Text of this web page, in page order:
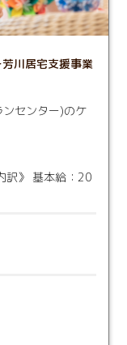
川居宅支援事業
センター)のケ
訳》 基本給：20